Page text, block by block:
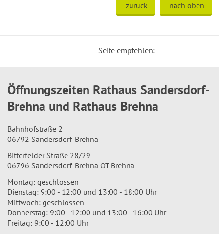
zurück nach oben
Seite empfehlen:
Öffnungszeiten Rathaus Sandersdorf-
Brehna und Rathaus Brehna
Bahnhofstraße 2
06792 Sandersdorf-Brehna
Bitterfelder Straße 28/29
06796 Sandersdorf-Brehna OT Brehna
Montag: geschlossen
Dienstag: 9:00 - 12:00 und 13:00 - 18:00 Uhr
Mittwoch: geschlossen
Donnerstag: 9:00 - 12:00 und 13:00 - 16:00 Uhr
Freitag: 9:00 - 12:00 Uhr